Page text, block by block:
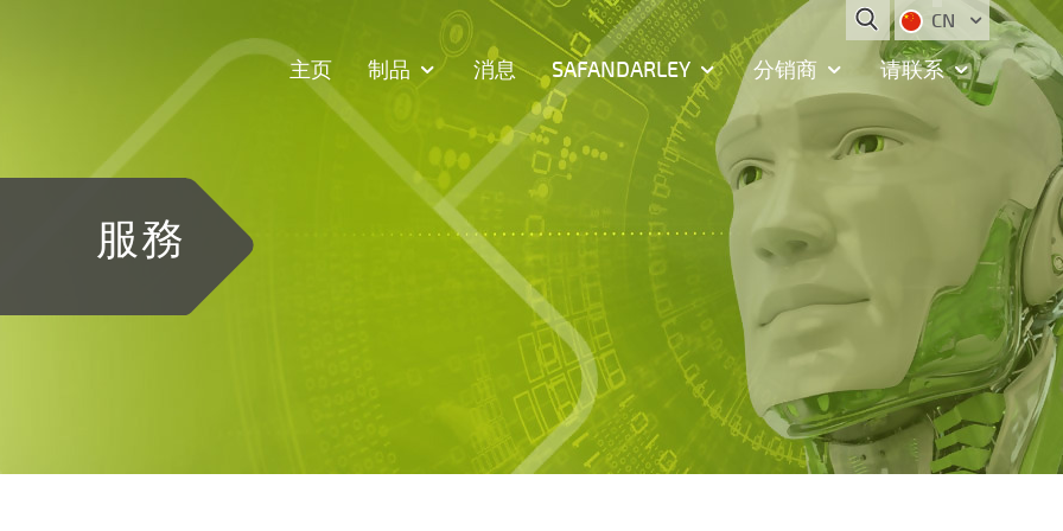
主页 制品 消息 SAFANDARLEY 分销商 请联系
CN
服務